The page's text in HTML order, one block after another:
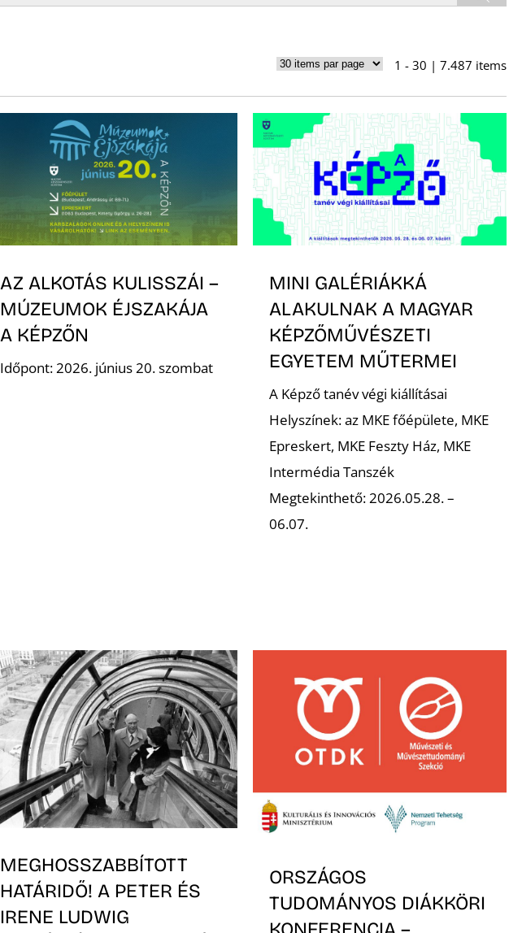
1 - 30 | 7.487 items
AZ ALKOTÁS KULISSZÁI –
MÚZEUMOK ÉJSZAKÁJA
A KÉPZŐN
Időpont: 2026. június 20. szombat
MINI GALÉRIÁKKÁ
ALAKULNAK A MAGYAR
KÉPZŐMŰVÉSZETI
EGYETEM MŰTERMEI
A Képző tanév végi kiállításai
Helyszínek: az MKE főépülete, MKE
Epreskert, MKE Feszty Ház, MKE
Intermédia Tanszék
Megtekinthető: 2026.05.28. –
06.07.
MEGHOSSZABBÍTOTT
HATÁRIDŐ! A PETER ÉS
IRENE LUDWIG
ORSZÁGOS
TUDOMÁNYOS DIÁKKÖRI